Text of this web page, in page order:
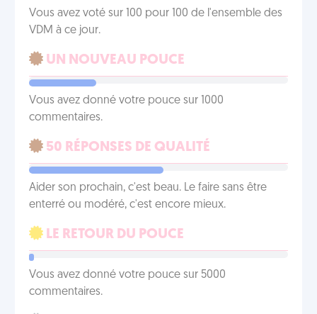
Vous avez voté sur 100 pour 100 de l'ensemble des
VDM à ce jour.
UN NOUVEAU POUCE
Vous avez donné votre pouce sur 1000
commentaires.
50 RÉPONSES DE QUALITÉ
Aider son prochain, c'est beau. Le faire sans être
enterré ou modéré, c'est encore mieux.
LE RETOUR DU POUCE
Vous avez donné votre pouce sur 5000
commentaires.